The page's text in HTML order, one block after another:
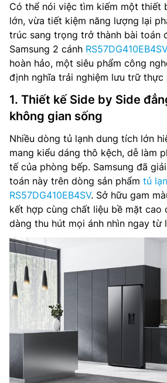
Có thể nói việc tìm kiếm một thiết
lớn, vừa tiết kiệm năng lượng lại
trúc sang trọng trở thành bài toán
Samsung 2 cánh
hoàn hảo, một siêu phẩm công
định nghĩa trải nghiệm lưu trữ thực
1. Thiết kế Side by Side
không gian sống
Nhiều dòng tủ lạnh dung tích lớn
mang kiểu dáng thô kệch, dễ làm
tế của phòng bếp. Samsung đã
toán này trên dòng sản phẩm tủ
RS57DG410EB4SV. Sở hữu gam
kết hợp cùng chất liệu bề mặt cao
dàng thu hút mọi ánh nhìn ngay từ